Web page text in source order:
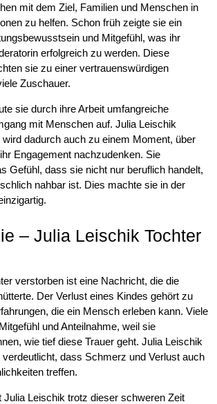
mit dem Ziel, Familien und Menschen in
zu helfen. Schon früh zeigte sie ein
und Mitgefühl, was ihr
erfolgreich zu werden. Diese
sie zu einer vertrauenswürdigen
Zuschauer.
sie durch ihre Arbeit umfangreiche
mit Menschen auf. Julia Leischik
dadurch auch zu einem Moment, über
Engagement nachzudenken. Sie
Gefühl, dass sie nicht nur beruflich handelt,
nahbar ist. Dies machte sie in der
– Julia Leischik Tochter
verstorben ist eine Nachricht, die die
Der Verlust eines Kindes gehört zu
die ein Mensch erleben kann. Viele
und Anteilnahme, weil sie
wie tief diese Trauer geht. Julia Leischik
dass Schmerz und Verlust auch
treffen.
Julia Leischik trotz dieser schweren Zeit